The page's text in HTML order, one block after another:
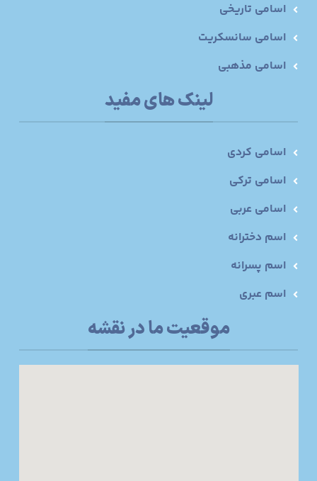
اسامی تاریخی
اسامی سانسکریت
اسامی مذهبی
لینک های مفید
اسامی کردی
اسامی ترکی
اسامی عربی
اسم دخترانه
اسم پسرانه
اسم عبری
موقعیت ما در نقشه